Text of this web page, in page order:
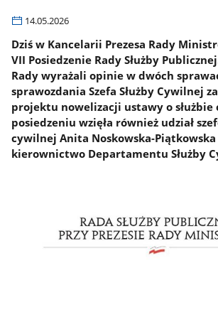
14.05.2026
Dziś w Kancelarii Prezesa Rady
VII Posiedzenie Rady Służby
Rady wyrażali opinie w dwóch
sprawozdania Szefa Służby Cywilnej
projektu nowelizacji ustawy o służbie
posiedzeniu wzięła również udział
cywilnej Anita Noskowska-Piątkowska
kierownictwo Departamentu Służby